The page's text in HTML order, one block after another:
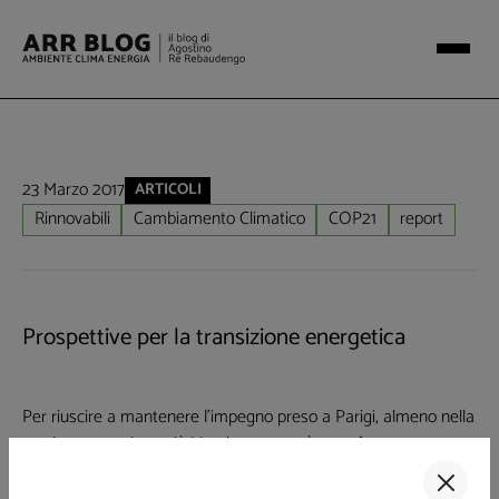
23 Marzo 2017 ARTICOLI
Rinnovabili Cambiamento Climatico COP21 report
Prospettive per la transizione energetica
Per riuscire a mantenere l'impegno preso a Parigi, almeno nella
sua interpretazione più blanda, occorrerà uno sforzo